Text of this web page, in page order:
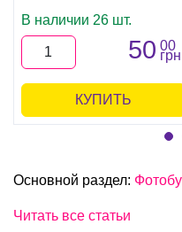
В наличии 26 шт.
50 00
КУПИТЬ
Основной раздел:
Читать все статьи